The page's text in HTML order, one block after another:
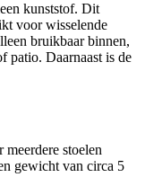
kunststof. Dit
voor wisselende
bruikbaar binnen,
patio. Daarnaast is de
stoelen
gewicht van circa 5